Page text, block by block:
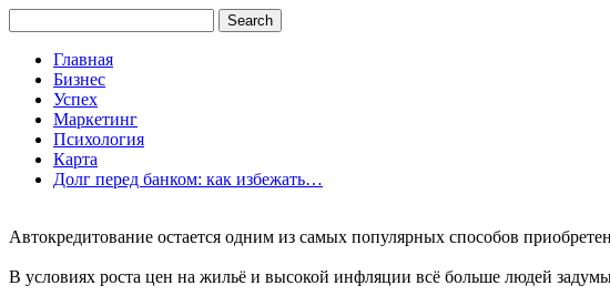
Главная
Бизнес
Успех
Маркетинг
Психология
Карта
Долг перед банком: как избежать…
Автокредитование остается одним из самых популярных способов
В условиях роста цен на жильё и высокой инфляции всё больше людей